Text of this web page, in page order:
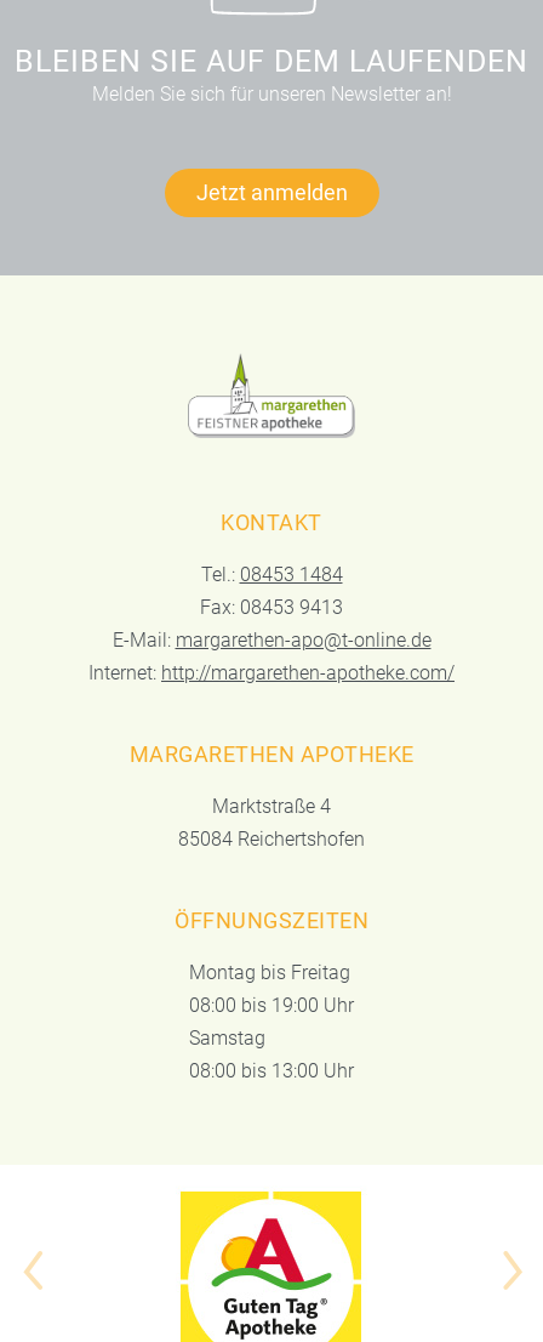
BLEIBEN SIE AUF DEM LAUFENDEN
Melden Sie sich für unseren Newsletter an!
Jetzt anmelden
KONTAKT
Tel.: 08453 1484
Fax: 08453 9413
E-Mail: margarethen-apo@t-online.de
Internet: http://margarethen-apotheke.com/
MARGARETHEN APOTHEKE
Marktstraße 4
85084 Reichertshofen
ÖFFNUNGSZEITEN
Montag bis Freitag
08:00 bis 19:00 Uhr
Samstag
08:00 bis 13:00 Uhr